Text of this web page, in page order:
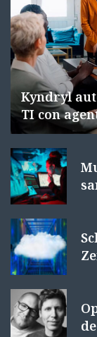
Kyndryl
TI con